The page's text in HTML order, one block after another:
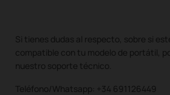
Si tienes dudas al respecto, sobre si
compatible con tu modelo de portátil,
nuestro soporte técnico.
Teléfono/Whatsapp: +34 691126449